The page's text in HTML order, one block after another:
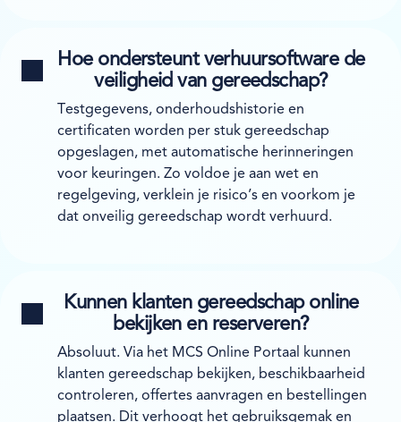
Hoe ondersteunt verhuursoftware de
veiligheid van gereedschap?
Testgegevens, onderhoudshistorie en
certificaten worden per stuk gereedschap
opgeslagen, met automatische herinneringen
voor keuringen. Zo voldoe je aan wet en
regelgeving, verklein je risico’s en voorkom je
dat onveilig gereedschap wordt verhuurd.
Kunnen klanten gereedschap online
bekijken en reserveren?
Absoluut. Via het MCS Online Portaal kunnen
klanten gereedschap bekijken, beschikbaarheid
controleren, offertes aanvragen en bestellingen
plaatsen. Dit verhoogt het gebruiksgemak en